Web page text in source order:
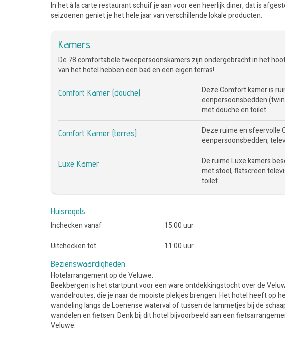
In het à la carte restaurant schuif je aan voor een heerlijk diner, dat is
seizoenen geniet je het hele jaar van verschillende lokale producten.
Kamers
De 78 comfortabele tweepersoonskamers zijn ondergebracht in het
van het hotel hebben een bad en een eigen terras!
Comfort Kamer (douche)
Deze Comfort kamer is
eenpersoonsbedden
met douche en toilet.
Comfort Kamer (terras)
Deze ruime en sfeervolle
eenpersoonsbedden,
Luxe Kamer
De ruime Luxe kamers
met stoel, flatscreen
toilet.
Huisregels
Inchecken vanaf
15:00 uur
Uitchecken tot
11:00 uur
Bezienswaardigheden
Hotelarrangement op de Veluwe:
Beekbergen is het startpunt voor een ware ontdekkingstocht over de
wandelroutes, die je naar de mooiste plekjes brengen. Het hotel heeft op
wandeling langs de Loenense waterval of tussen de lammetjes bij de
wandelen en fietsen. Denk bij dit hotel bijvoorbeeld aan een
Veluwe.